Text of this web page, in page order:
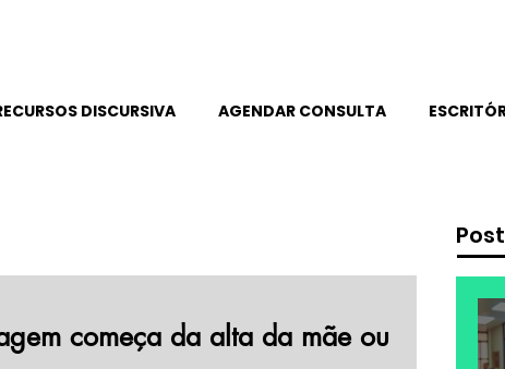
DISCURSIVA AGENDAR CONSULTA
começa da alta da mãe ou